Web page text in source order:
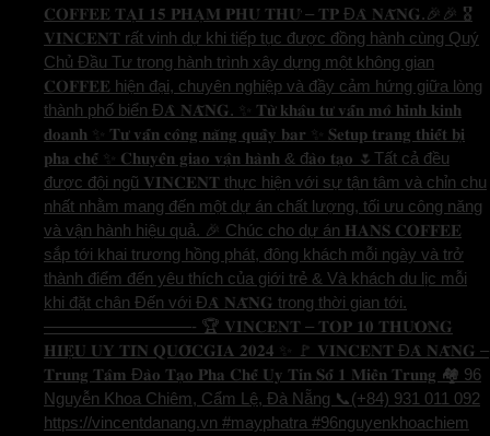
𝐂𝐎𝐅𝐅𝐄𝐄 𝐓𝐀̣𝐈 𝟏𝟓 𝐏𝐇𝐀̣𝐌 𝐏𝐇𝐔́ 𝐓𝐇𝐔̛́ – 𝐓𝐏 Đ𝐀̀ 𝐍𝐀̆̃𝐍𝐆.🎉🎉 🎖️
𝐕𝐈𝐍𝐂𝐄𝐍𝐓 rất vinh dự khi tiếp tục được đồng hành cùng Quý
Chủ Đầu Tư trong hành trình xây dựng một không gian
𝐂𝐎𝐅𝐅𝐄𝐄 hiện đại, chuyên nghiệp và đầy cảm hứng giữa lòng
thành phố biển Đ𝐀̀ 𝐍𝐀̆̃𝐍𝐆. ✨ 𝐓𝐮̛̀ 𝐤𝐡𝐚̂𝐮 𝐭𝐮̛ 𝐯𝐚̂́𝐧 𝐦𝐨̂ 𝐡𝐢̀𝐧𝐡 𝐤𝐢𝐧𝐡
𝐝𝐨𝐚𝐧𝐡 ✨ 𝐓𝐮̛ 𝐯𝐚̂́𝐧 𝐜𝐨̂𝐧𝐠 𝐧𝐚̆𝐧𝐠 𝐪𝐮𝐚̂̀𝐲 𝐛𝐚𝐫 ✨ 𝐒𝐞𝐭𝐮𝐩 𝐭𝐫𝐚𝐧𝐠 𝐭𝐡𝐢𝐞̂́𝐭 𝐛𝐢̣
𝐩𝐡𝐚 𝐜𝐡𝐞̂́ ✨ 𝐂𝐡𝐮𝐲𝐞̂̉𝐧 𝐠𝐢𝐚𝐨 𝐯𝐚̣̂𝐧 𝐡𝐚̀𝐧𝐡 & đ𝐚̀𝐨 𝐭𝐚̣𝐨 🌷Tất cả đều
được đội ngũ 𝐕𝐈𝐍𝐂𝐄𝐍𝐓 thực hiện với sự tận tâm và chỉn chu
nhất nhằm mang đến một dự án chất lượng, tối ưu công năng
và vận hành hiệu quả. 🎉 Chúc cho dự án 𝐇𝐀𝐍𝐒 𝐂𝐎𝐅𝐅𝐄𝐄
sắp tới khai trương hồng phát, đông khách mỗi ngày và trở
thành điểm đến yêu thích của giới trẻ & Và khách du lịc mỗi
khi đặt chân Đến với Đ𝐀̀ 𝐍𝐀̆̃𝐍𝐆 trong thời gian tới.
—————————- 🏆 𝐕𝐈𝐍𝐂𝐄𝐍𝐓 – 𝐓𝐎𝐏 𝟏𝟎 𝐓𝐇𝐔̛𝐎̛𝐍𝐆
𝐇𝐈𝐄̣̂𝐔 𝐔𝐘 𝐓𝐈́𝐍 𝐐𝐔𝐎̂́𝐂𝐆𝐈𝐀 𝟐𝟎𝟐𝟒 ✨ 🚩 𝐕𝐈𝐍𝐂𝐄𝐍𝐓 Đ𝐀̀ 𝐍𝐀̆̃𝐍𝐆 –
𝐓𝐫𝐮𝐧𝐠 𝐓𝐚̂𝐦 Đ𝐚̀𝐨 𝐓𝐚̣𝐨 𝐏𝐡𝐚 𝐂𝐡𝐞̂́ 𝐔𝐲 𝐓𝐢́𝐧 𝐒𝐨̂́ 𝟏 𝐌𝐢𝐞̂̀𝐧 𝐓𝐫𝐮𝐧𝐠 🏘️ 96
Nguyễn Khoa Chiêm, Cẩm Lệ, Đà Nẵng 📞(+84) 931 011 092
https://vincentdanang.vn #mayphatra #96nguyenkhoachiem